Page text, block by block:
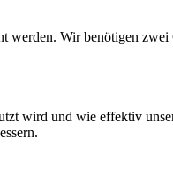
Wir benötigen
wird und wie effektiv